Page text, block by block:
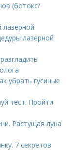
(ботокс/
лазерной
лазерной
убрать гусиные
тест. Пройти
Растущая луна
7 секретов